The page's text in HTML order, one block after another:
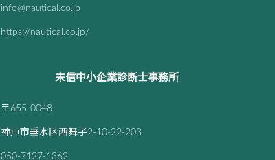
info@nautical.co.jp
https://nautical.co.jp/
末信中小企業診断士事務所
〒655-0048
神戸市垂水区西舞子2-10-22-203
050-7127-1362